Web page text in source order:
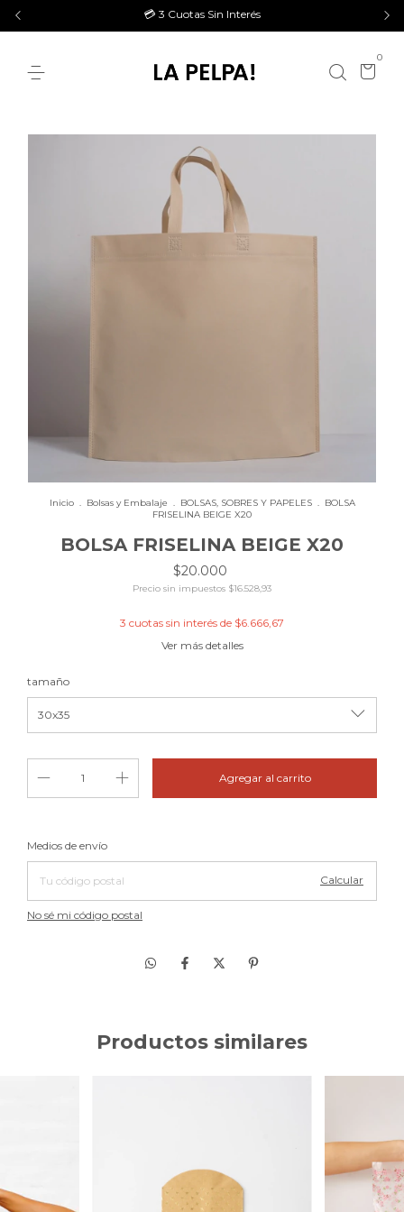
💳 3 Cuotas Sin Interés
0
Inicio . Bolsas y Embalaje . BOLSAS, SOBRES Y PAPELES . BOLSA
FRISELINA BEIGE X20
BOLSA FRISELINA BEIGE X20
$20.000
Precio sin impuestos $16.528,93
3 cuotas sin interés de $6.666,67
Ver más detalles
tamaño
Entregas para el CP:
Medios de envío
Calcular
No sé mi código postal
Productos similares